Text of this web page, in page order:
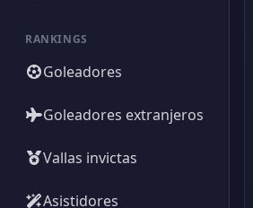
RANKINGS
Goleadores
Goleadores extranjeros
Vallas invictas
Asistidores